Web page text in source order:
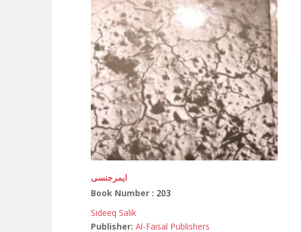
ایمرجنسی
Book Number : 203
Sideeq Salik
Publisher: Al-Faisal Publishers